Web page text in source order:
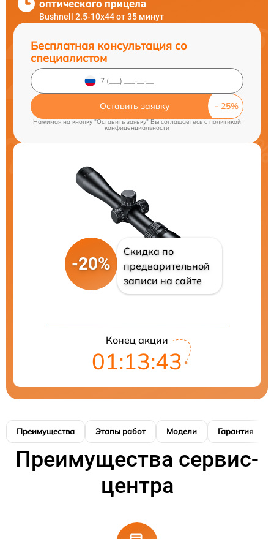
оптического прицела
Bushnell 2.5-10x44 от 35 минут
Бесплатная консультация со
специалистом
Оставить заявку
Нажимая на кнопку "Оставить заявку" Вы соглашаетесь cполитикой
конфиденциальности
-20%
Скидка по
предварительной
записи на сайте
Конец акции
01:13:42
Преимущества Этапы работ Модели Гарантия
Преимущества сервис-
центра